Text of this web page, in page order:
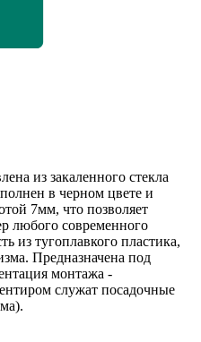
из закаленного стекла
в черном цвете и
7мм, что позволяет
любого современного
из тугоплавкого пластика,
Предназначена под
монтажа -
служат посадочные